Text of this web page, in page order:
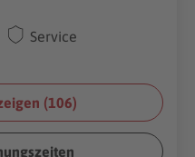
Service
(106)